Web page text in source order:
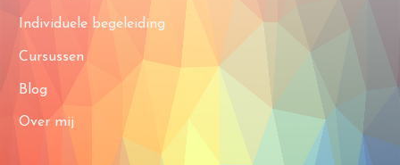
Individuele begeleiding
Cursussen
Blog
Over mij